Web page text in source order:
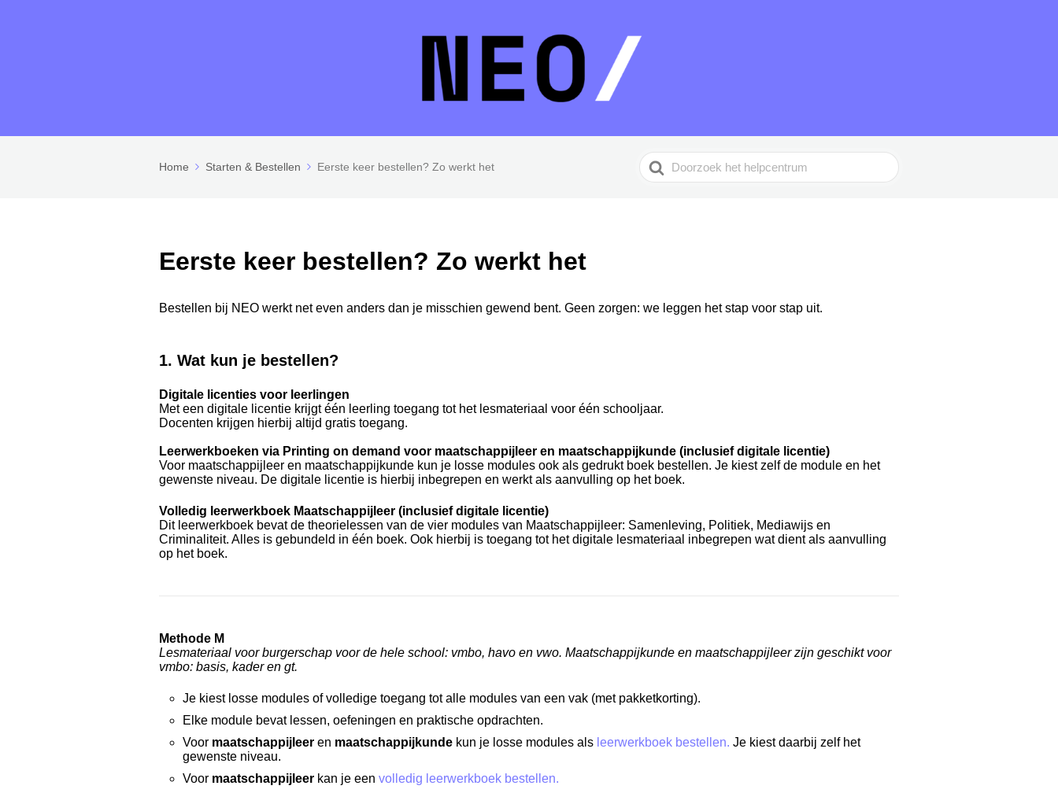
Home Starten & Bestellen Eerste keer bestellen? Zo werkt het
Search
For
Eerste keer bestellen? Zo werkt het
Bestellen bij NEO werkt net even anders dan je misschien gewend bent. Geen zorgen: we leggen het stap voor stap uit.
1. Wat kun je bestellen?
Digitale licenties voor leerlingen
Met een digitale licentie krijgt één leerling toegang tot het lesmateriaal voor één schooljaar.
Docenten krijgen hierbij altijd gratis toegang.
Leerwerkboeken via Printing on demand voor maatschappijleer en maatschappijkunde (inclusief digitale licentie)
Voor maatschappijleer en maatschappijkunde kun je losse modules ook als gedrukt boek bestellen. Je kiest zelf de module en het
gewenste niveau. De digitale licentie is hierbij inbegrepen en werkt als aanvulling op het boek.
Volledig leerwerkboek Maatschappijleer (inclusief digitale licentie)
Dit leerwerkboek bevat de theorielessen van de vier modules van Maatschappijleer: Samenleving, Politiek, Mediawijs en
Criminaliteit. Alles is gebundeld in één boek. Ook hierbij is toegang tot het digitale lesmateriaal inbegrepen wat dient als aanvulling
op het boek.
Methode M
Lesmateriaal voor burgerschap voor de hele school: vmbo, havo en vwo. Maatschappijkunde en maatschappijleer zijn geschikt voor
vmbo: basis, kader en gt.
Je kiest losse modules of volledige toegang tot alle modules van een vak (met pakketkorting).
Elke module bevat lessen, oefeningen en praktische opdrachten.
Voor maatschappijleer en maatschappijkunde kun je losse modules als leerwerkboek bestellen. Je kiest daarbij zelf het
gewenste niveau.
Voor maatschappijleer kan je een volledig leerwerkboek bestellen.